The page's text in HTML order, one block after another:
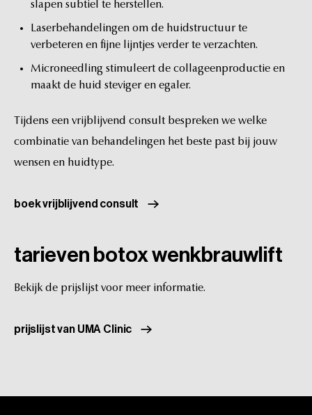
slapen subtiel te herstellen.
Laserbehandelingen om de huidstructuur te
verbeteren en fijne lijntjes verder te verzachten.
Microneedling stimuleert de collageenproductie en
maakt de huid steviger en egaler.
Tijdens een vrijblijvend consult bespreken we welke
combinatie van behandelingen het beste past bij jouw
wensen en huidtype.
boek vrijblijvend consult
tarieven botox wenkbrauwlift
Bekijk de prijslijst voor meer informatie.
prijslijst van UMA Clinic